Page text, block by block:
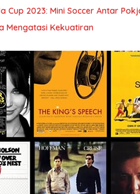
Cup 2023: Mini Soccer Antar
Mengatasi Kekuatiran